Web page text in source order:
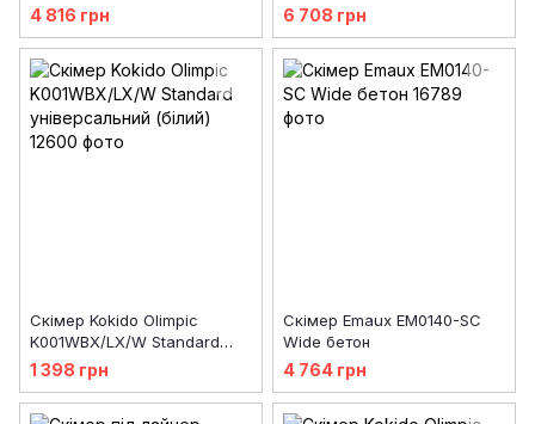
4 816 грн 6 708 грн
Скімер Kokido Olimpic
K001WBX/LX/W Standard
універсальний (білий)
1 398 грн
Скімер Emaux EM0140-SС
Wide бетон
4 764 грн